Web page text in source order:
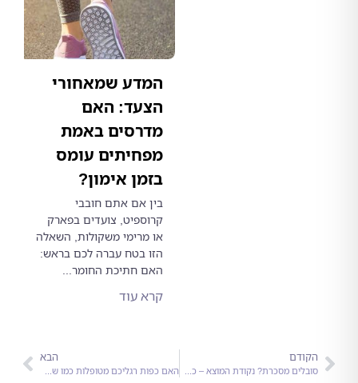
המדע שמאחורי
הצעד: האם
מדרסים באמת
מפחיתים עומס
בזמן אימון?
בין אם אתם חובבי
קרוספיט, צועדים בפארק
או מרימי משקולות, השאלה
הזו בטח עברה לכם בראש:
האם חתיכת החומר...
סובלים מסכרת? נקודת המוצא – כפות הרגליים האם כפות רגליכם מטופלות כמו שצריך?